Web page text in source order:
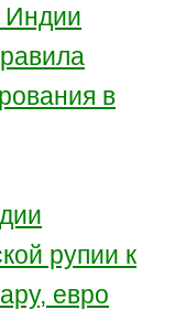
Индии
в
рупии к
евро